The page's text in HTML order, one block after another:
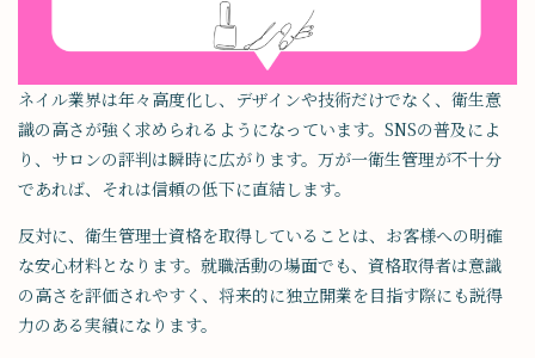
ネイル業界は年々高度化し、デザインや技術だけでなく、衛生意
識の高さが強く求められるようになっています。SNSの普及によ
り、サロンの評判は瞬時に広がります。万が一衛生管理が不十分
であれば、それは信頼の低下に直結します。
反対に、衛生管理士資格を取得していることは、お客様への明確
な安心材料となります。就職活動の場面でも、資格取得者は意識
の高さを評価されやすく、将来的に独立開業を目指す際にも説得
力のある実績になります。